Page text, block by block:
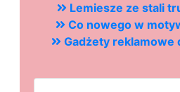
Lemiesze ze stali
Co nowego w
Gadżety reklamowe